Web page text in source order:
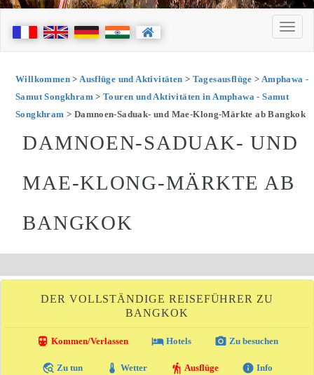
Willkommen>Ausflüge und Aktivitäten > Tagesausflüge > Amphawa -
Samut Songkhram>Touren und Aktivitäten in Amphawa - Samut
Songkhram > Damnoen-Saduak- und Mae-Klong-Märkte ab Bangkok
DAMNOEN-SADUAK- UND
MAE-KLONG-MÄRKTE AB
BANGKOK
DER VOLLSTÄNDIGE REISEFÜHRER ZU
BANGKOK
directions_transit Kommen/Verlassen local_hotelHotels photo_camera Zu besuchen
travel_explore Zu tun thermostat Wetter hiking Ausflüge info Info